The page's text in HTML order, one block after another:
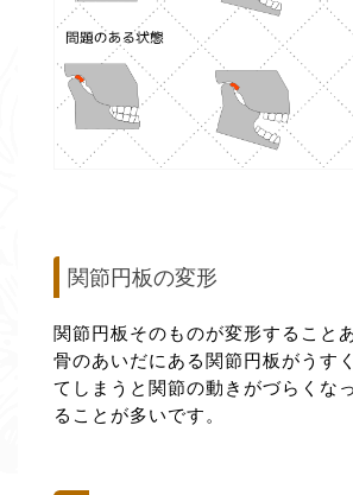
関節円板の変形
関節円板そのものが変形すること
骨のあいだにある関節円板がうす
てしまうと関節の動きがづらくな
ることが多いです。